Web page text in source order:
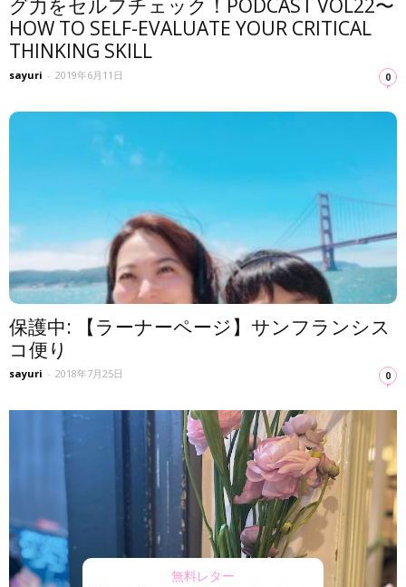
グ力をセルフチェック！PODCAST VOL22〜
HOW TO SELF-EVALUATE YOUR CRITICAL
THINKING SKILL
sayuri - 2019年6月11日 0
保護中: 【ラーナーページ】サンフランシス
コ便り
sayuri - 2018年7月25日 0
無料レター